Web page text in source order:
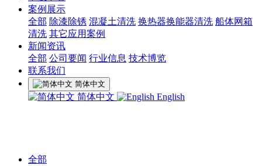
案例展示
全部 除漆除锈 混凝土清洗 换热器换能器清洗 船体网箱
清洗 其它应用案例
新闻资讯
全部 公司要闻 行业信息 技术博览
联系我们
简体中文
简体中文 English
全部